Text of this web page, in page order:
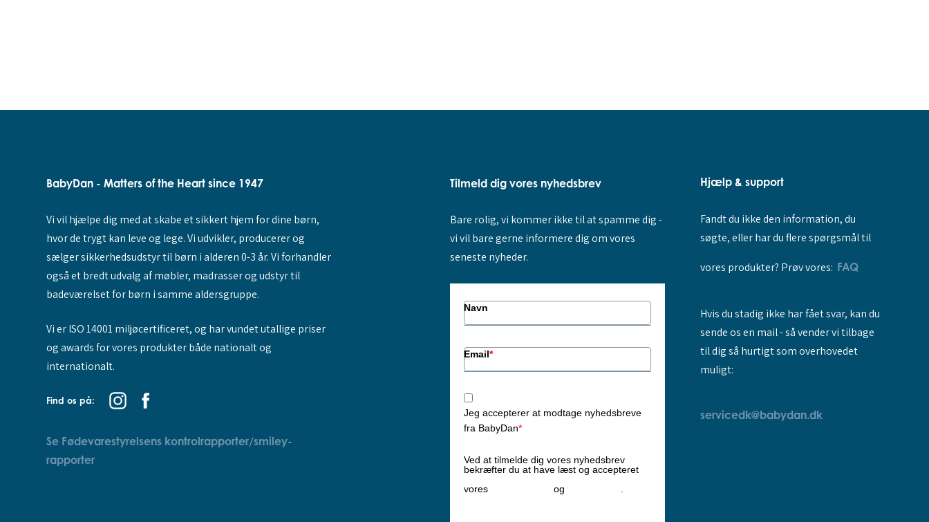
BabyDan - Matters of the Heart since 1947
Vi vil hjælpe dig med at skabe et sikkert hjem for dine børn,
hvor de trygt kan leve og lege. Vi udvikler, producerer og
sælger sikkerhedsudstyr til børn i alderen 0-3 år. Vi forhandler
også et bredt udvalg af møbler, madrasser og udstyr til
badeværelset for børn i samme aldersgruppe.
Vi er ISO 14001 miljøcertificeret, og har vundet utallige priser
og awards for vores produkter både nationalt og
internationalt.
Find os på:
Se Fødevarestyrelsens kontrolrapporter/smiley-
rapporter
Tilmeld dig vores nyhedsbrev
Bare rolig, vi kommer ikke til at spamme dig -
vi vil bare gerne informere dig om vores
seneste nyheder.
Navn
Email*
Jeg accepterer at modtage nyhedsbreve
fra BabyDan*
Ved at tilmelde dig vores nyhedsbrev
bekræfter du at have læst og accepteret
vores
og .
Hjælp & support
Fandt du ikke den information, du
søgte, eller har du flere spørgsmål til
vores produkter? Prøv vores: FAQ
Hvis du stadig ikke har fået svar, kan du
sende os en mail - så vender vi tilbage
til dig så hurtigt som overhovedet
muligt:
servicedk@babydan.dk